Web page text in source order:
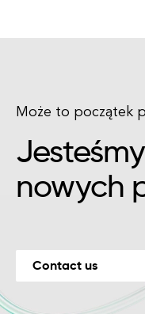
Może to początek
nowych
Contact us